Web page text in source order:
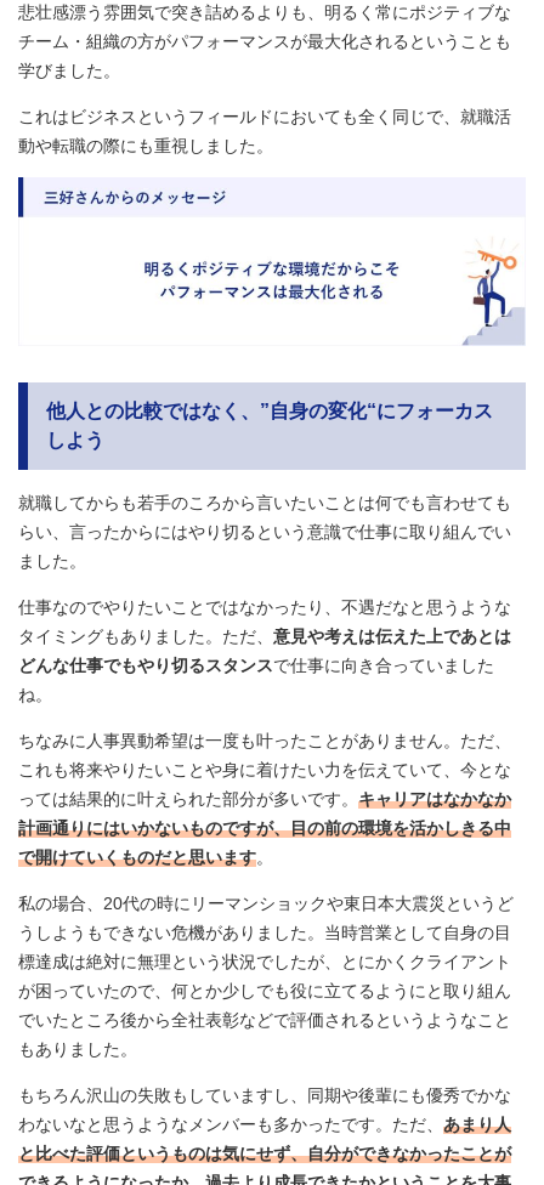
悲壮感漂う雰囲気で突き詰めるよりも、明るく常にポジティブな
チーム・組織の方がパフォーマンスが最大化されるということも
学びました。
これはビジネスというフィールドにおいても全く同じで、就職活
動や転職の際にも重視しました。
他人との比較ではなく、”自身の変化“にフォーカス
しよう
就職してからも若手のころから言いたいことは何でも言わせても
らい、言ったからにはやり切るという意識で仕事に取り組んでい
ました。
仕事なのでやりたいことではなかったり、不遇だなと思うような
タイミングもありました。ただ、 意見や考えは伝えた上であとは
どんな仕事でもやり切るスタンスで仕事に向き合っていました
ね。
ちなみに人事異動希望は一度も叶ったことがありません。ただ、
これも将来やりたいことや身に着けたい力を伝えていて、今とな
っては結果的に叶えられた部分が多いです。 キャリアはなかなか
計画通りにはいかないものですが、目の前の環境を活かしきる中
で開けていくものだと思います。
私の場合、20代の時にリーマンショックや東日本大震災というど
うしようもできない危機がありました。当時営業として自身の目
標達成は絶対に無理という状況でしたが、とにかくクライアント
が困っていたので、何とか少しでも役に立てるようにと取り組ん
でいたところ後から全社表彰などで評価されるというようなこと
もありました。
もちろん沢山の失敗もしていますし、同期や後輩にも優秀でかな
わないなと思うようなメンバーも多かったです。ただ、 あまり人
と比べた評価というものは気にせず、自分ができなかったことが